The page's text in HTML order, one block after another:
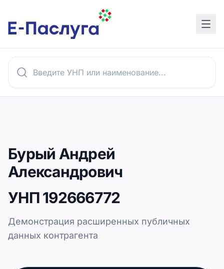
Бурый Андрей
Александрович
УНП192666772
Демонстрация расширенных публичных
данных контрагента